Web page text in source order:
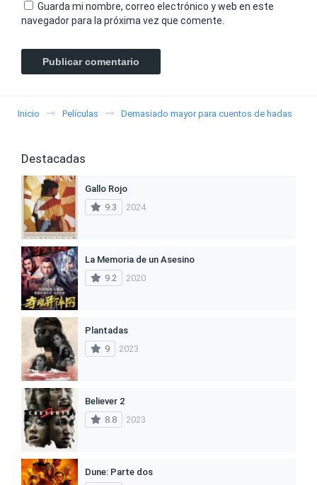
Guarda mi nombre, correo electrónico y web en este
navegador para la próxima vez que comente.
Inicio Películas Demasiado mayor para cuentos de hadas
Destacadas
Gallo Rojo
9.3
2024
La Memoria de un Asesino
9.2
2020
Plantadas
9
2023
Believer 2
8.8
2023
Dune: Parte dos